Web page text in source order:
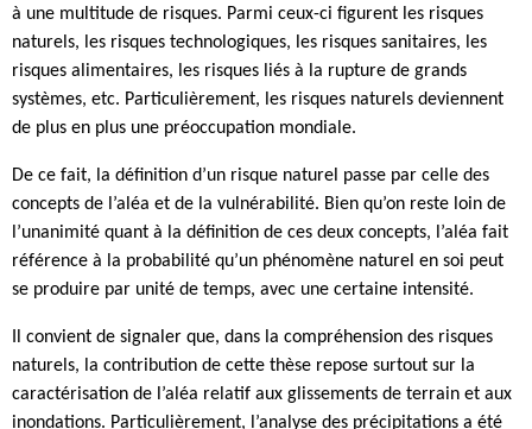
à une multitude de risques. Parmi ceux-ci figurent les risques
naturels, les risques technologiques, les risques sanitaires, les
risques alimentaires, les risques liés à la rupture de grands
systèmes, etc. Particulièrement, les risques naturels deviennent
de plus en plus une préoccupation mondiale.
De ce fait, la définition d’un risque naturel passe par celle des
concepts de l’aléa et de la vulnérabilité. Bien qu’on reste loin de
l’unanimité quant à la définition de ces deux concepts, l’aléa fait
référence à la probabilité qu’un phénomène naturel en soi peut
se produire par unité de temps, avec une certaine intensité.
Il convient de signaler que, dans la compréhension des risques
naturels, la contribution de cette thèse repose surtout sur la
caractérisation de l’aléa relatif aux glissements de terrain et aux
inondations. Particulièrement, l’analyse des précipitations a été